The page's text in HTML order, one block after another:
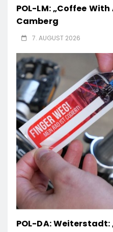
POL-LM: „Coffee
Camberg
7. AUGUST 2026
POL-DA: